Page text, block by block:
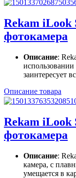
Rekam iLook
фотокамера
Описание:
заинтересует
Описание товара
Rekam iLook
фотокамера
Описание:
камера, с
умещается в